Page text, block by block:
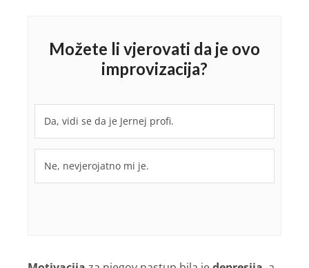
Možete li vjerovati da je ovo
improvizacija?
Da, vidi se da je Jernej profi.
Ne, nevjerojatno mi je.